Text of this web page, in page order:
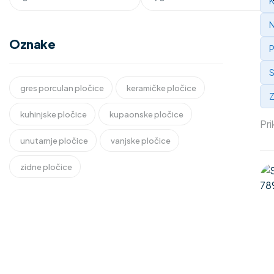
Oznake
gres porculan pločice keramičke pločice
kuhinjske pločice kupaonske pločice
unutarnje pločice vanjske pločice
zidne pločice